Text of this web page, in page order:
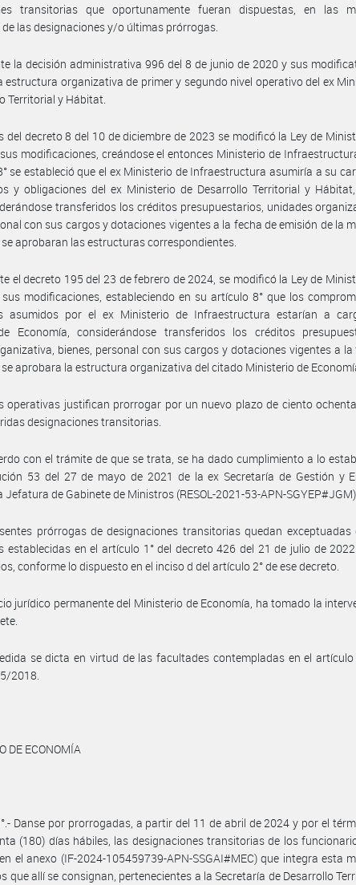
transitorias que oportunamente fueran dispuestas, en las
las designaciones y/o últimas prórrogas.
la decisión administrativa 996 del 8 de junio de 2020 y sus
estructura organizativa de primer y segundo nivel operativo del ex
Territorial y Hábitat.
del decreto 8 del 10 de diciembre de 2023 se modificó la Ley de
modificaciones, creándose el entonces Ministerio de
se estableció que el ex Ministerio de Infraestructura asumiría a su
y obligaciones del ex Ministerio de Desarrollo Territorial y
transferidos los créditos presupuestarios, unidades
con sus cargos y dotaciones vigentes a la fecha de emisión de la
aprobaran las estructuras correspondientes.
el decreto 195 del 23 de febrero de 2024, se modificó la Ley de
modificaciones, estableciendo en su artículo 8° que los
asumidos por el ex Ministerio de Infraestructura estarían a
Economía, considerándose transferidos los créditos
bienes, personal con sus cargos y dotaciones vigentes a la
aprobara la estructura organizativa del citado Ministerio de
operativas justifican prorrogar por un nuevo plazo de ciento
designaciones transitorias.
con el trámite de que se trata, se ha dado cumplimiento a lo
53 del 27 de mayo de 2021 de la ex Secretaría de Gestión y
Jefatura de Gabinete de Ministros (RESOL-2021-53-APN-
prórrogas de designaciones transitorias quedan exceptuadas
establecidas en el artículo 1° del decreto 426 del 21 de julio de
conforme lo dispuesto en el inciso d del artículo 2° de ese decreto.
jurídico permanente del Ministerio de Economía, ha tomado la
se dicta en virtud de las facultades contempladas en el artículo
2018.
DE ECONOMÍA
Danse por prorrogadas, a partir del 11 de abril de 2024 y por el
(180) días hábiles, las designaciones transitorias de los
el anexo (IF-2024-105459739-APN-SSGAI#MEC) que integra esta
que allí se consignan, pertenecientes a la Secretaría de Desarrollo